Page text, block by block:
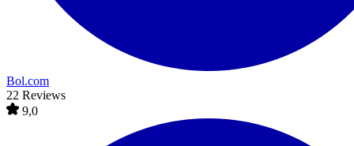
Bol.com
22 Reviews
9,0